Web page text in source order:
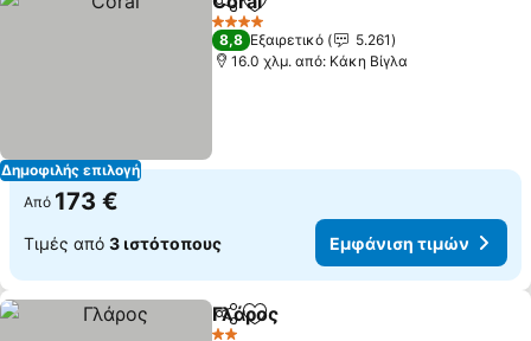
Δημοφιλής επιλογή
Κοινοποίηση
Προσθήκη στα αγαπημένα
4 Αστέρια
8,8 Εξαιρετικό
5.261
16.0 χλμ. από: Κάκη Βίγλα
Από 173 €
Τιμές από 3 ιστότοπους Εμφάνιση τιμών
Κοινοποίηση
Προσθήκη στα αγαπημένα
Γλάρος